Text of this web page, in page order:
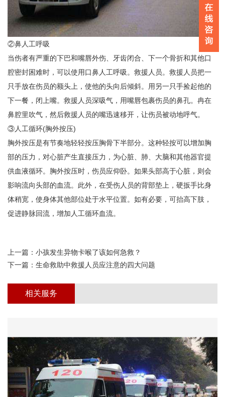
②鼻人工呼吸
当伤者有严重的下巴和嘴唇外伤、牙齿闭合、下一个骨折和其他口
腔密封困难时，可以使用口鼻人工呼吸。救援人员。救援人员把一
只手放在伤员的额头上，使他的头向后倾斜。用另一只手捡起他的
下一餐，闭上嘴。救援人员深吸气，用嘴唇包裹伤员的鼻孔。冉在
鼻腔里吹气，然后救援人员的嘴迅速移开，让伤员被动地呼气。
③人工循环(胸外按压)
胸外按压是有节奏地轻轻按压胸骨下半部分。这种轻按可以增加胸
部的压力，对心脏产生直接压力，为心脏、肺、大脑和其他器官提
供血液循环。胸外按压时，伤员应仰卧。如果头部高于心脏，则会
影响流向头部的血流。此外，在受伤人员的背部垫上，硬扳手比身
体稍宽，使身体其他部位处于水平位置。如有必要，可抬高下肢，
促进静脉回流，增加人工循环血流。
上一篇： 小孩发生异物卡喉了该如何急救？
下一篇： 生命救助中救援人员应注意的四大问题
相关服务